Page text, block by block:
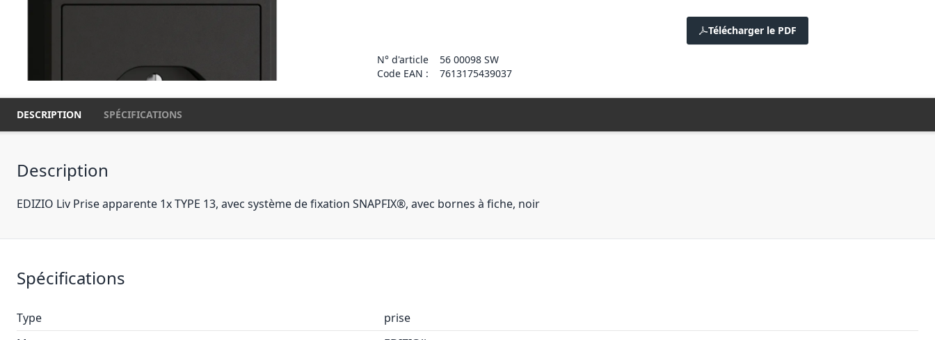
Télécharger le PDF
N° d'article
56 00098 SW
Code EAN :
7613175439037
DESCRIPTION SPÉCIFICATIONS
Description
EDIZIO Liv Prise apparente 1x TYPE 13, avec système de fixation SNAPFIX®, avec bornes à fiche, noir
Spécifications
Type
prise